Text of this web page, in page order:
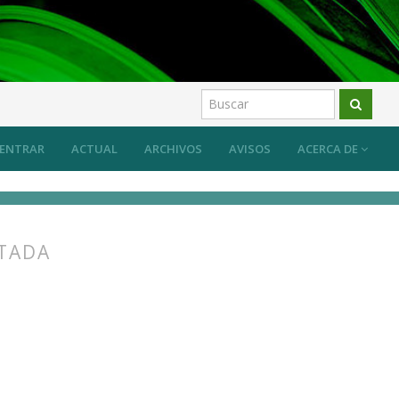
ACTUAL ARCHIVOS AVISOS ACERCA DE
ENTRAR
desde las prácticas artísticas? Artículos